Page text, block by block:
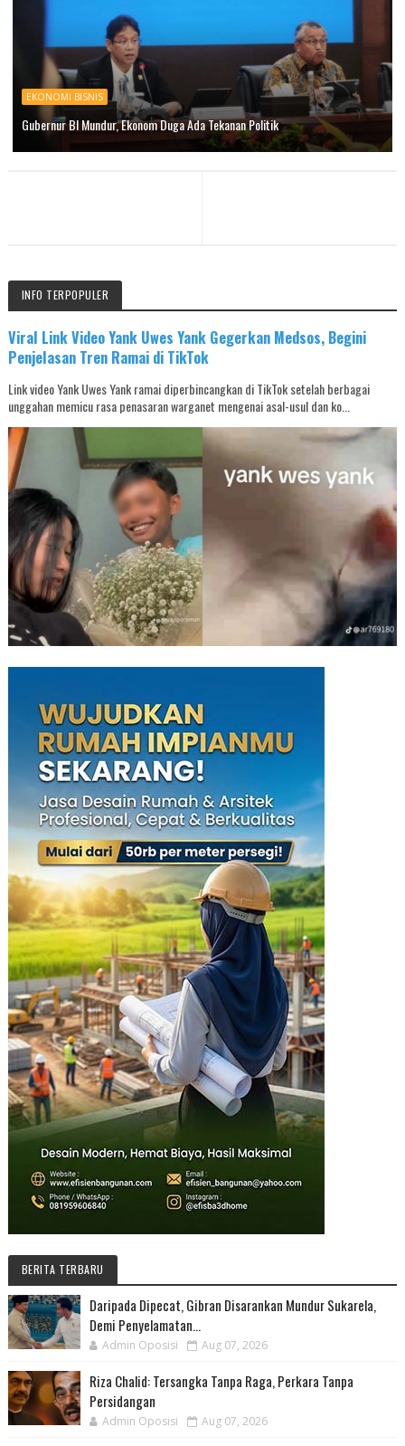
EKONOMI BISNIS
Gubernur BI Mundur, Ekonom Duga Ada Tekanan Politik
INFO TERPOPULER
Viral Link Video Yank Uwes Yank Gegerkan Medsos, Begini
Penjelasan Tren Ramai di TikTok
Link video Yank Uwes Yank ramai diperbincangkan di TikTok setelah berbagai
unggahan memicu rasa penasaran warganet mengenai asal-usul dan ko...
BERITA TERBARU
Daripada Dipecat, Gibran Disarankan Mundur Sukarela,
Demi Penyelamatan...
Admin Oposisi Aug 07, 2026
Riza Chalid: Tersangka Tanpa Raga, Perkara Tanpa
Persidangan
Admin Oposisi Aug 07, 2026